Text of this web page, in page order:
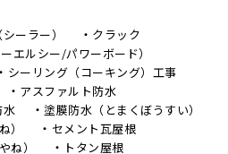
ーラー）
クラック
エルシー/パワーボード）
シーリング（コーキング）工事
アスファルト防水
水
塗膜防水（とまくぼうすい）
）
セメント瓦屋根
ね）
トタン屋根